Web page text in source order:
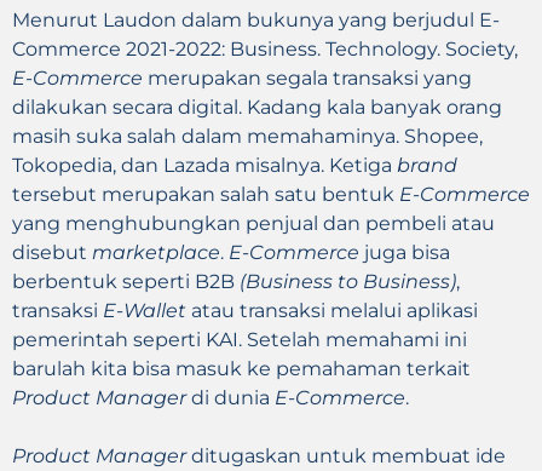
Menurut Laudon dalam bukunya yang berjudul E-
Commerce 2021-2022: Business. Technology. Society,
E-Commerce merupakan segala transaksi yang
dilakukan secara digital. Kadang kala banyak orang
masih suka salah dalam memahaminya. Shopee,
Tokopedia, dan Lazada misalnya. Ketiga brand
tersebut merupakan salah satu bentuk E-Commerce
yang menghubungkan penjual dan pembeli atau
disebut marketplace. E-Commerce juga bisa
berbentuk seperti B2B (Business to Business),
transaksi E-Wallet atau transaksi melalui aplikasi
pemerintah seperti KAI. Setelah memahami ini
barulah kita bisa masuk ke pemahaman terkait
Product Managerdi dunia E-Commerce.
Product Managerditugaskan untuk membuat ide